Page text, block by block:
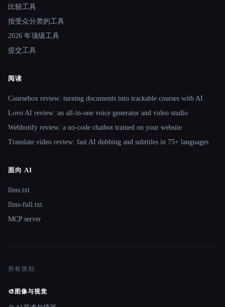
比较工具
按受众分类的工具
2026 年顶级工具
提交工具
阅读
Coursebox review: turning documents into trackable courses with AI
Lovo AI review: an all-in-one voice generator and video studio
Webbotify review: a no-code chatbot trained on your website
Translate.video review: fast AI dubbing and subtitles in 75+ languages
面向 AI
llms.txt
llms-full.txt
MCP server
所有类别
🎨 图像与视觉